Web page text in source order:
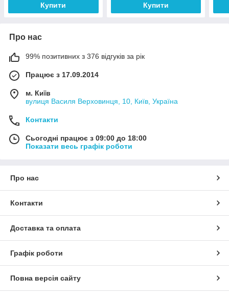
Купити Купити
Про нас
99% позитивних з 376 відгуків за рік
Працює з 17.09.2014
м. Київ
вулиця Василя Верховинця, 10, Київ, Україна
Контакти
Сьогодні працює з 09:00 до 18:00
Показати весь графік роботи
Про нас
Контакти
Доставка та оплата
Графік роботи
Повна версія сайту